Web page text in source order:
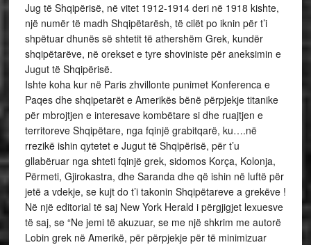
Jug të Shqipërisë, në vitet 1912-1914 deri në 1918 kishte,
një numër të madh Shqipëtarësh, të cilët po iknin për t’i
shpëtuar dhunës së shtetit të athershëm Grek, kundër
shqipëtarëve, në orekset e tyre shoviniste për aneksimin e
Jugut të Shqipërisë.
Ishte koha kur në Paris zhvillonte punimet Konferenca e
Paqes dhe shqipetarët e Amerikës bënë përpjekje titanike
për mbrojtjen e interesave kombëtare si dhe ruajtjen e
territoreve Shqipëtare, nga fqinjë grabitqarë, ku….në
rrezikë ishin qytetet e Jugut të Shqipërisë, për t’u
gllabëruar nga shteti fqinjë grek, sidomos Korça, Kolonja,
Përmeti, Gjirokastra, dhe Saranda dhe që ishin në luftë për
jetë a vdekje, se kujt do t’i takonin Shqipëtareve a grekëve !
Në një editorial të saj New York Herald i përgjigjet lexuesve
të saj, se “Ne jemi të akuzuar, se me një shkrim me autorë
Lobin grek në Amerikë, për përpjekje për të minimizuar